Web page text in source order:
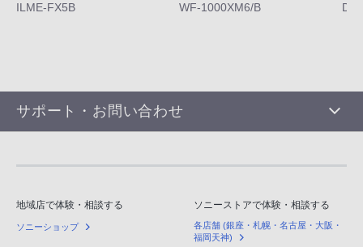
ILME-FX5B
WF-1000XM6/B
サポート・お問い合わせ
地域店で体験・相談する
ソニーショップ
ソニーストアで体験・相談する
各店舗 (銀座・札幌・名古屋・大阪・
福岡天神)